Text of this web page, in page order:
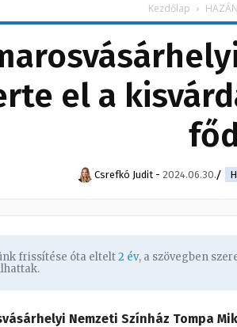
Kezdőlap
el a
Csrefkó Judit - 2024.06.30.
frissítése óta eltelt2 év, a szövegben
Nemzeti Színház Tompa